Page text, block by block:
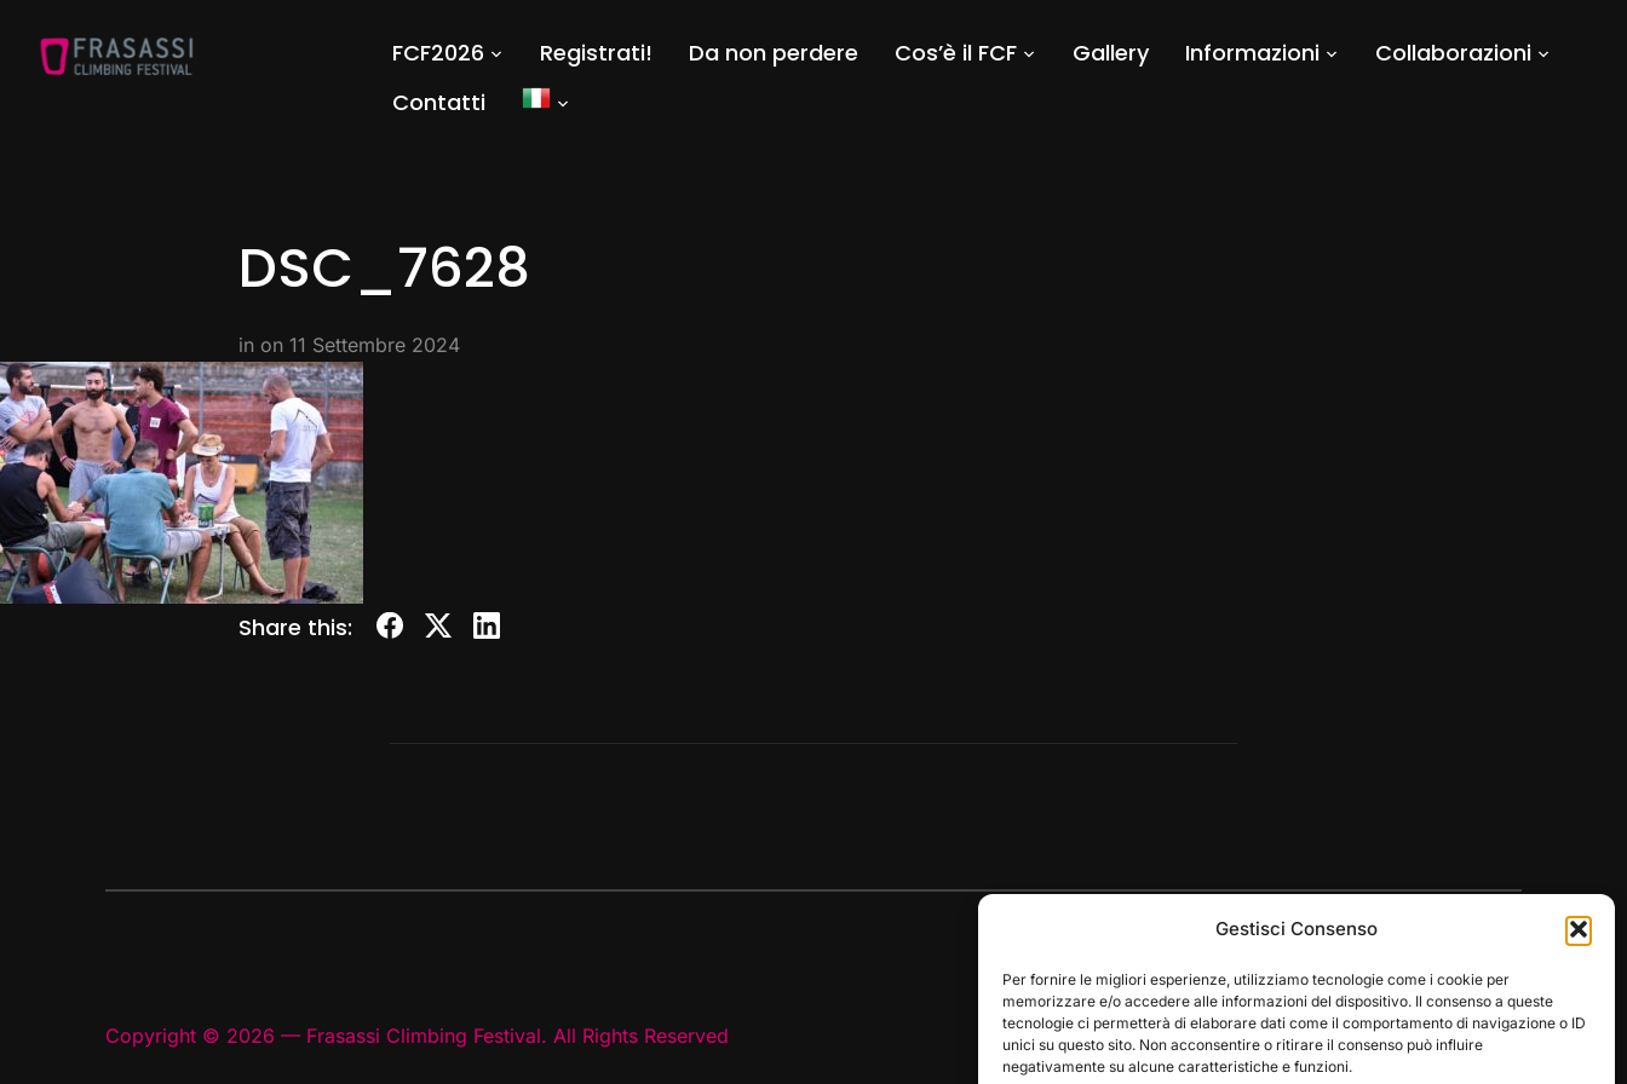
Gestisci Consenso
Per fornire le migliori esperienze, utilizziamo tecnologie come i cookie per
memorizzare e/o accedere alle informazioni del dispositivo. Il consenso a queste
tecnologie ci permetterà di elaborare dati come il comportamento di navigazione o ID
unici su questo sito. Non acconsentire o ritirare il consenso può influire
negativamente su alcune caratteristiche e funzioni.
FCF2026 Registrati! Da non perdere Cos’è il FCF Gallery Informazioni
Collaborazioni
Contatti
DSC_7628
in on 11 Settembre 2024
Share this:
Copyright © 2026 — Frasassi Climbing Festival. All Rights Reserved Designed byWPZOOM